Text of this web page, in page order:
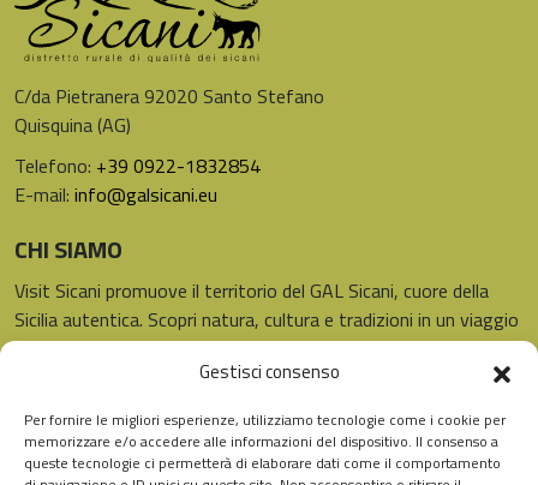
Gestisci consenso
Per fornire le migliori esperienze, utilizziamo tecnologie come i cookie per
memorizzare e/o accedere alle informazioni del dispositivo. Il consenso a
queste tecnologie ci permetterà di elaborare dati come il comportamento
C/da Pietranera 92020 Santo Stefano
Quisquina (AG)
Telefono: +39 0922-1832854
E-mail: info@galsicani.eu
CHI SIAMO
Visit Sicani promuove il territorio del GAL Sicani, cuore della
Sicilia autentica. Scopri natura, cultura e tradizioni in un viaggio
unico.
Home
Distretto
Instagram
Facebook